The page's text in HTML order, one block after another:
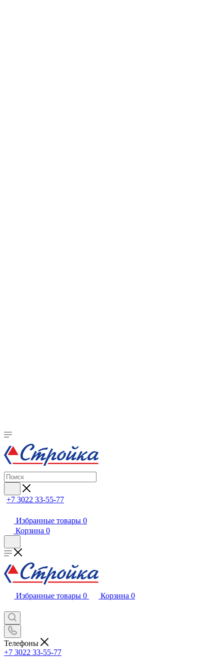
+7 3022 33-55-77
Избранные товары 0
Корзина 0
Избранные товары 0 Корзина 0
Телефоны
+7 3022 33-55-77